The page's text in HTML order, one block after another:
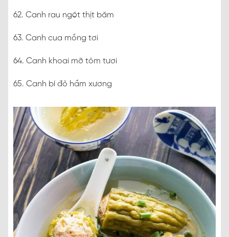
62. Canh rau ngót thịt băm
63. Canh cua mồng tơi
64. Canh khoai mỡ tôm tươi
65. Canh bí đỏ hầm xương